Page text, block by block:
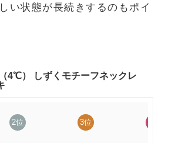
い状態が長続きするのもポイ